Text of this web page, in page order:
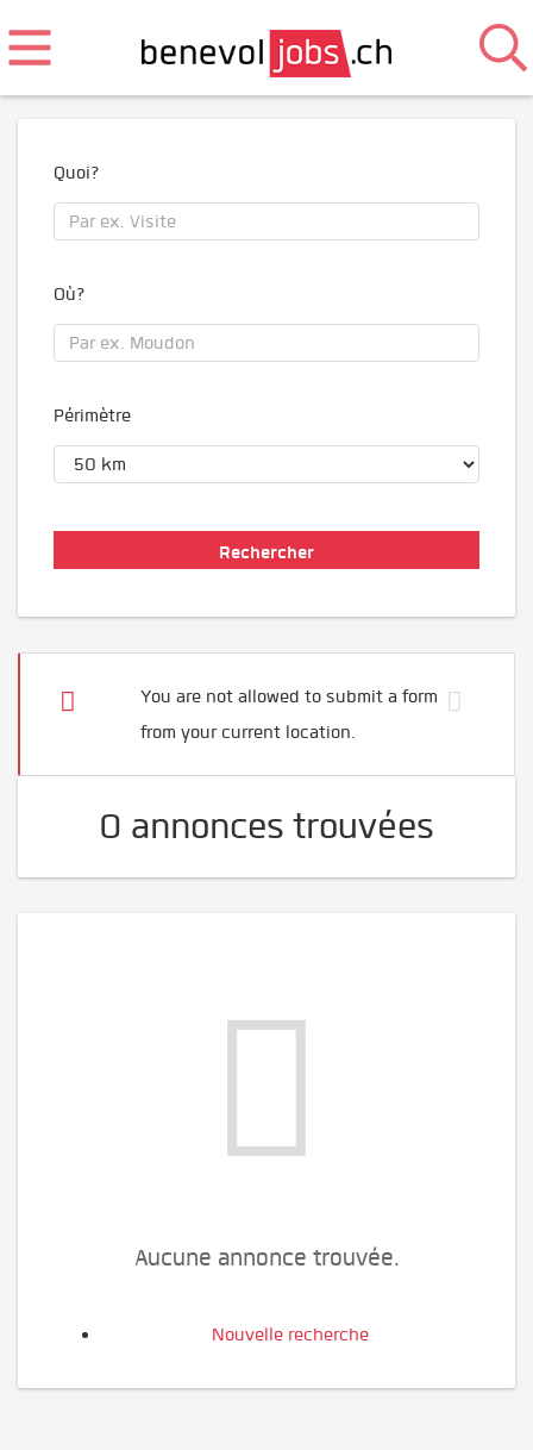
Quoi?
Où?
Périmètre
You are not allowed to submit a form
from your current location.
0 annonces trouvées
Aucune annonce trouvée.
Nouvelle recherche